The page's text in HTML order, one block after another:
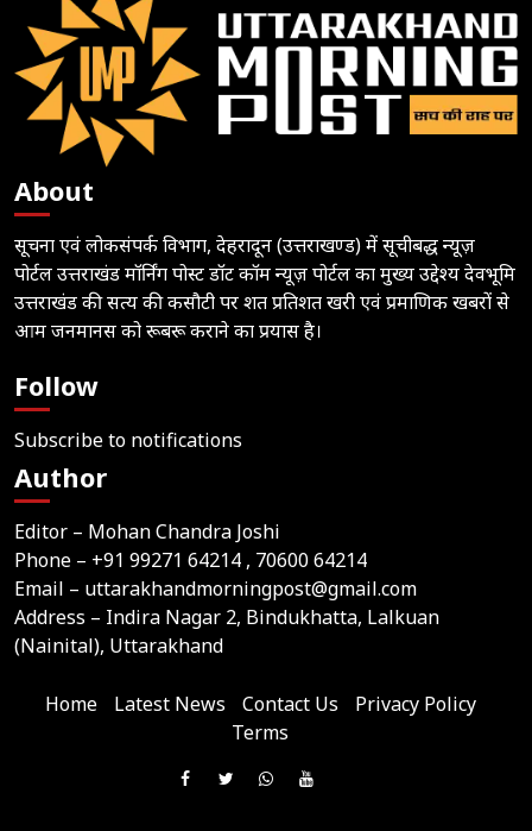
About
सूचना एवं लोकसंपर्क विभाग, देहरादून (उत्तराखण्ड) में सूचीबद्ध न्यूज़
पोर्टल उत्तराखंड मॉर्निंग पोस्ट डॉट कॉम न्यूज़ पोर्टल का मुख्य उद्देश्य देवभूमि
उत्तराखंड की सत्य की कसौटी पर शत प्रतिशत खरी एवं प्रमाणिक खबरों से
आम जनमानस को रूबरू कराने का प्रयास है।
Follow
Subscribe to notifications
Author
Editor – Mohan Chandra Joshi
Phone – +91 99271 64214 , 70600 64214
Email – uttarakhandmorningpost@gmail.com
Address – Indira Nagar 2, Bindukhatta, Lalkuan
(Nainital), Uttarakhand
Home Latest News Contact Us
Privacy Policy
Terms
Like FollowJoin
Subscribe